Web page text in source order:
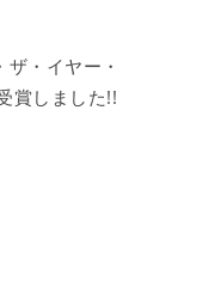
・イヤー・
賞しました!!